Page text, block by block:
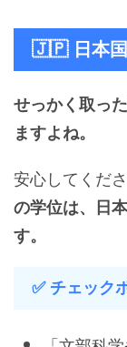
🇯🇵 日本国
せっかく取っ
ますよね。
安心してくださ
の学位は、日
す。
✅ チェック